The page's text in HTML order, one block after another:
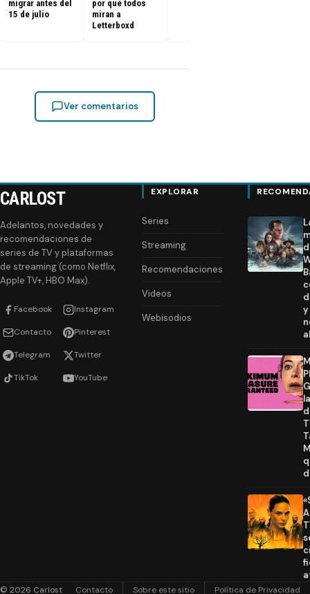
migrar antes del
15 de julio
por qué todos
miran a
Letterboxd
Ver comentarios
CARLOST
Adelantos, novedades y
recomendaciones de
series de TV y plataformas
de streaming (como Netflix,
Apple TV+, HBO Max).
Facebook Instagram
Contacto Pinterest
Telegram Twitter
TikTok YouTube
EXPLORAR
Series
Streaming
Recomendaciones
Videos
Webisodios
y
© 2026 Carlost Contacto Sobre este sitio Política de Privacidad